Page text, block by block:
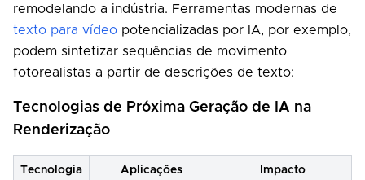
remodelando a indústria. Ferramentas modernas de
texto para vídeo potencializadas por IA, por exemplo,
podem sintetizar sequências de movimento
fotorealistas a partir de descrições de texto:
Tecnologias de Próxima Geração de IA na
Renderização
Tecnologia Aplicações Impacto